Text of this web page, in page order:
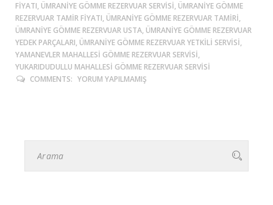
FIYATI, ÜMRANIYE GÖMME REZERVUAR SERVISI, ÜMRANIYE GÖMME
REZERVUAR TAMIR FIYATI, ÜMRANIYE GÖMME REZERVUAR TAMIRI,
ÜMRANIYE GÖMME REZERVUAR USTA, ÜMRANIYE GÖMME REZERVUAR
YEDEK PARÇALARI, ÜMRANIYE GÖMME REZERVUAR YETKILI SERVISI,
YAMANEVLER MAHALLESI GÖMME REZERVUAR SERVISI,
YUKARIDUDULLU MAHALLESI GÖMME REZERVUAR SERVISI
COMMENTS: YORUM YAPILMAMIŞ